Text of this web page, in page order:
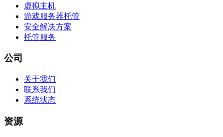
虚拟主机
游戏服务器托管
安全解决方案
托管服务
公司
关于我们
联系我们
系统状态
资源